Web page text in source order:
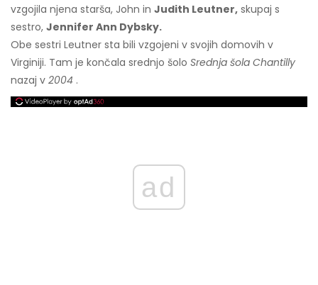
vzgojila njena starša, John in Judith Leutner, skupaj s
sestro, Jennifer Ann Dybsky.
Obe sestri Leutner sta bili vzgojeni v svojih domovih v
Virginiji. Tam je končala srednjo šolo Srednja šola Chantilly
nazaj v 2004 .
ad